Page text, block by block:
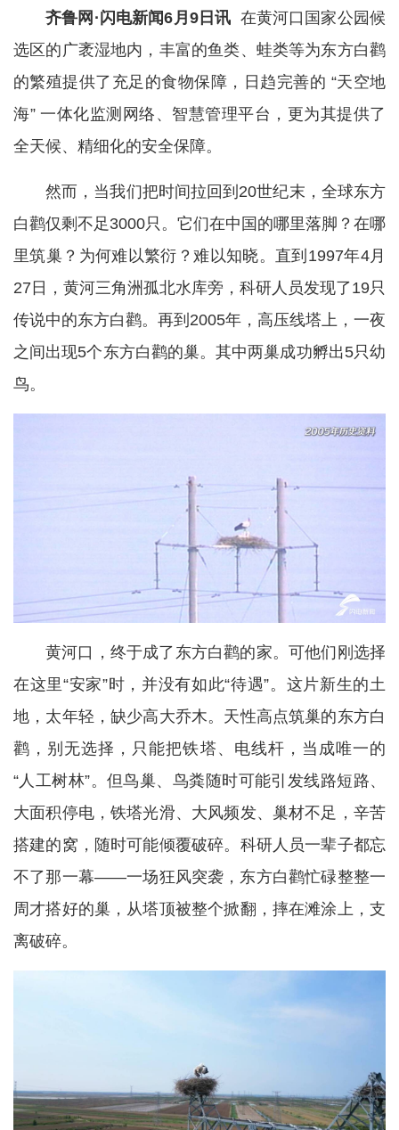
齐鲁网·闪电新闻6月9日讯 在黄河口国家公园候
选区的广袤湿地内，丰富的鱼类、蛙类等为东方白鹳
的繁殖提供了充足的食物保障，日趋完善的 “天空地
海” 一体化监测网络、智慧管理平台，更为其提供了
全天候、精细化的安全保障。
然而，当我们把时间拉回到20世纪末，全球东方
白鹳仅剩不足3000只。它们在中国的哪里落脚？在哪
里筑巢？为何难以繁衍？难以知晓。直到1997年4月
27日，黄河三角洲孤北水库旁，科研人员发现了19只
传说中的东方白鹳。再到2005年，高压线塔上，一夜
之间出现5个东方白鹳的巢。其中两巢成功孵出5只幼
鸟。
黄河口，终于成了东方白鹳的家。可他们刚选择
在这里“安家”时，并没有如此“待遇”。这片新生的土
地，太年轻，缺少高大乔木。天性高点筑巢的东方白
鹳，别无选择，只能把铁塔、电线杆，当成唯一的
“人工树林”。但鸟巢、鸟粪随时可能引发线路短路、
大面积停电，铁塔光滑、大风频发、巢材不足，辛苦
搭建的窝，随时可能倾覆破碎。科研人员一辈子都忘
不了那一幕——一场狂风突袭，东方白鹳忙碌整整一
周才搭好的巢，从塔顶被整个掀翻，摔在滩涂上，支
离破碎。